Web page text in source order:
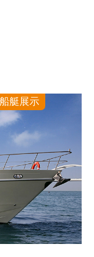
艇展示